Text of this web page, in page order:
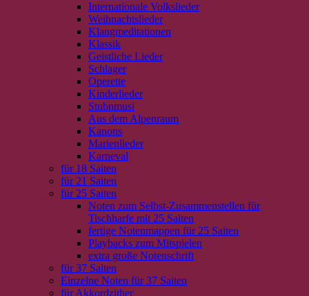
Internationale Volkslieder
Weihnachtslieder
Klangmeditationen
Klassik
Geistliche Lieder
Schlager
Operette
Kinderlieder
Stubnmusi
Aus dem Alpenraum
Kanons
Marienlieder
Karneval
für 18 Saiten
für 21 Saiten
für 25 Saiten
Noten zum Selbst-Zusammenstellen für
Tischharfe mit 25 Saiten
fertige Notenmappen für 25 Saiten
Playbacks zum Mitspielen
extra große Notenschrift
für 37 Saiten
Einzelne Noten für 37 Saiten
für Akkordzither